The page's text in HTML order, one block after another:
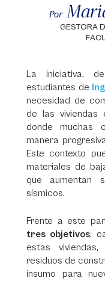
Por
GESTORA
La iniciativa,
estudiantes de
necesidad de
de las viviendas
donde muchas
manera
Este contexto
materiales de
que aumentan
sísmicos.
Frente a este
tres objetivos:
estas
residuos de
insumo para